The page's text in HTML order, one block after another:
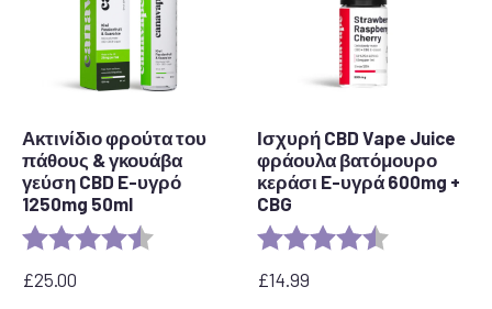
Ακτινίδιο φρούτα του
πάθους & γκουάβα
γεύση CBD E-υγρό
1250mg 50ml
Αξιολόγηση: 4,5 από 5 αστέρια
£25.00
Ισχυρή CBD Vape Juice
φράουλα βατόμουρο
κεράσι E-υγρά 600mg +
CBG
Αξιολόγηση:
£14.99